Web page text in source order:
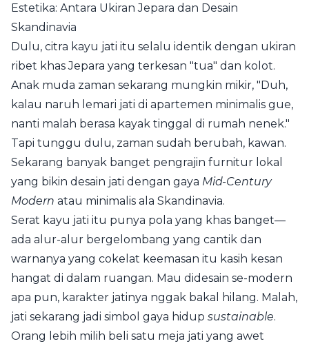
Estetika: Antara Ukiran Jepara dan Desain
Skandinavia
Dulu, citra kayu jati itu selalu identik dengan ukiran
ribet khas Jepara yang terkesan "tua" dan kolot.
Anak muda zaman sekarang mungkin mikir, "Duh,
kalau naruh lemari jati di apartemen minimalis gue,
nanti malah berasa kayak tinggal di rumah nenek."
Tapi tunggu dulu, zaman sudah berubah, kawan.
Sekarang banyak banget pengrajin furnitur lokal
yang bikin desain jati dengan gaya Mid-Century
Modern atau minimalis ala Skandinavia.
Serat kayu jati itu punya pola yang khas banget—
ada alur-alur bergelombang yang cantik dan
warnanya yang cokelat keemasan itu kasih kesan
hangat di dalam ruangan. Mau didesain se-modern
apa pun, karakter jatinya nggak bakal hilang. Malah,
jati sekarang jadi simbol gaya hidup sustainable.
Orang lebih milih beli satu meja jati yang awet